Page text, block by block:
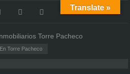
En Torre Pacheco
Translate »